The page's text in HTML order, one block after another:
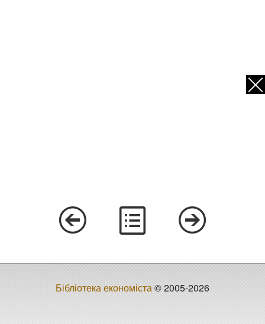
Бібліотека економіста© 2005-2026